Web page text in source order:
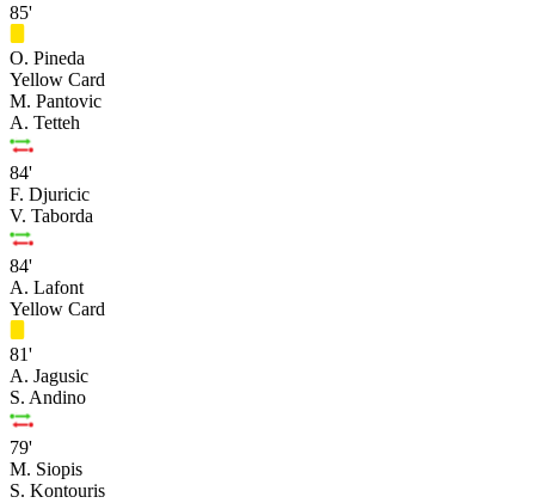
85'
O. Pineda
Yellow Card
M. Pantovic
A. Tetteh
84'
F. Djuricic
V. Taborda
84'
A. Lafont
Yellow Card
81'
A. Jagusic
S. Andino
79'
M. Siopis
S. Kontouris